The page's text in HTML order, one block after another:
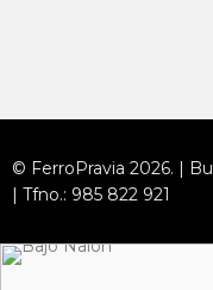
© FerroPravia 2026. |
| Tfno.: 985 822 921